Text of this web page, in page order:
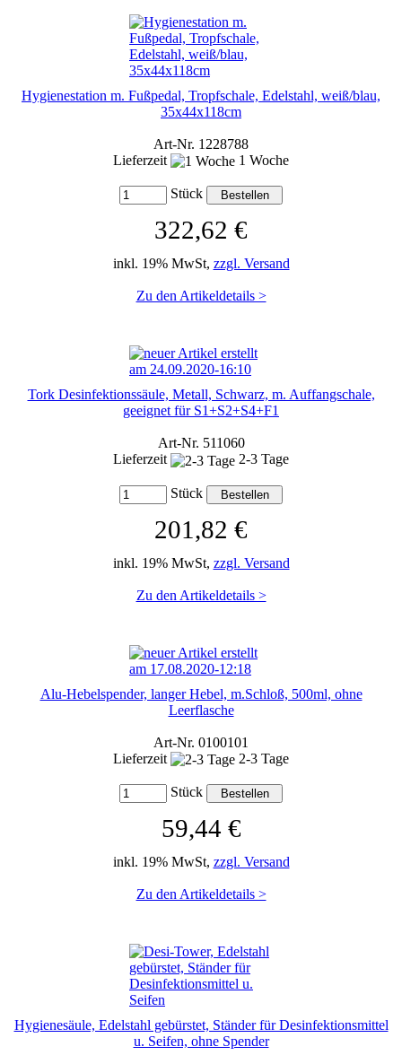
Hygienestation m. Fußpedal, Tropfschale, Edelstahl, weiß/blau,
35x44x118cm
Art-Nr. 1228788
Lieferzeit
1 Woche
Stück
322,62 €
inkl. 19% MwSt, zzgl. Versand
Zu den Artikeldetails >
Tork Desinfektionssäule, Metall, Schwarz, m. Auffangschale,
geeignet für S1+S2+S4+F1
Art-Nr. 511060
Lieferzeit
2-3 Tage
Stück
201,82 €
inkl. 19% MwSt, zzgl. Versand
Zu den Artikeldetails >
Alu-Hebelspender, langer Hebel, m.Schloß, 500ml, ohne
Leerflasche
Art-Nr. 0100101
Lieferzeit
2-3 Tage
Stück
59,44 €
inkl. 19% MwSt, zzgl. Versand
Zu den Artikeldetails >
Hygienesäule, Edelstahl gebürstet, Ständer für Desinfektionsmittel
u. Seifen, ohne Spender